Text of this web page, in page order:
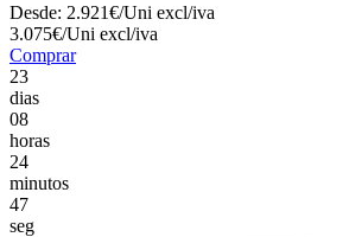
Desde: 2.921€/Uni excl/iva
3.075€/Uni excl/iva
Comprar
23
dias
08
horas
24
minutos
45
seg